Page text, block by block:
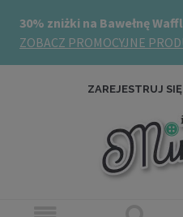
ZAREJESTRUJ SIĘ